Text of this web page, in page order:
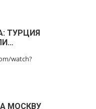
ТУРЦИЯ
watch?
МОСКВУ